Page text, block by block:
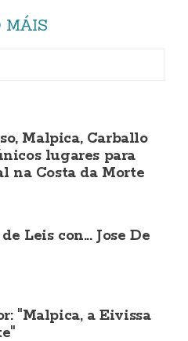
MÁIS
Malpica, Carballo
lugares para
na Costa da Morte
Leis con... Jose De
"Malpica, a Eivissa